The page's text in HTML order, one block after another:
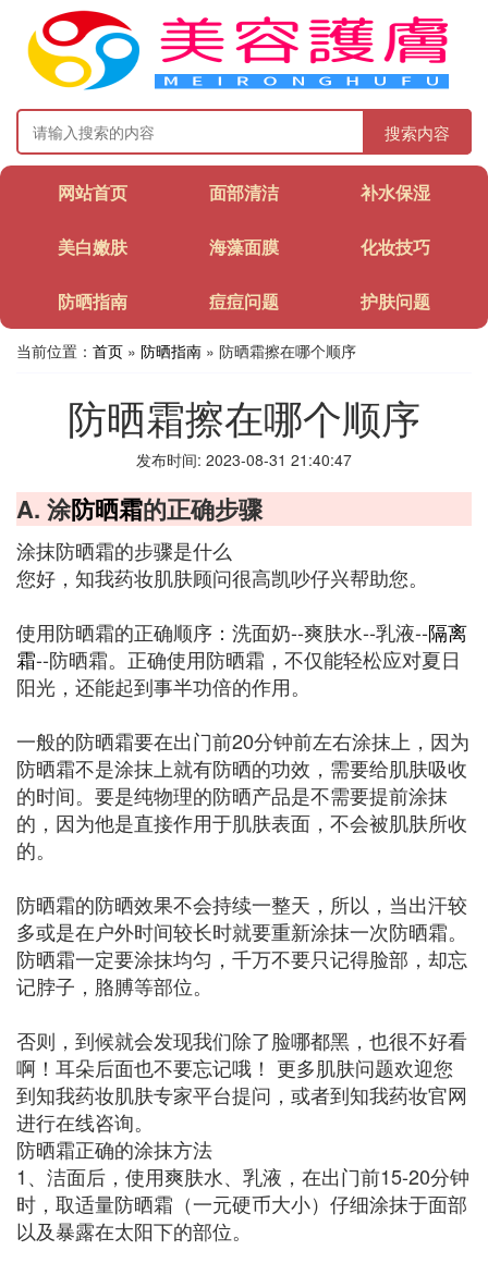
搜索内容
网站首页 面部清洁 补水保湿
美白嫩肤 海藻面膜 化妆技巧
防晒指南 痘痘问题 护肤问题
当前位置： 首页 » 防晒指南 » 防晒霜擦在哪个顺序
防晒霜擦在哪个顺序
发布时间: 2023-08-31 21:40:47
A. 涂防晒霜的正确步骤
涂抹防晒霜的步骤是什么
您好，知我药妆肌肤顾问很高凯吵仔兴帮助您。
使用防晒霜的正确顺序：洗面奶--爽肤水--乳液--隔离
霜--防晒霜。正确使用防晒霜，不仅能轻松应对夏日
阳光，还能起到事半功倍的作用。
一般的防晒霜要在出门前20分钟前左右涂抹上，因为
防晒霜不是涂抹上就有防晒的功效，需要给肌肤吸收
的时间。要是纯物理的防晒产品是不需要提前涂抹
的，因为他是直接作用于肌肤表面，不会被肌肤所收
的。
防晒霜的防晒效果不会持续一整天，所以，当出汗较
多或是在户外时间较长时就要重新涂抹一次防晒霜。
防晒霜一定要涂抹均匀，千万不要只记得脸部，却忘
记脖子，胳膊等部位。
否则，到候就会发现我们除了脸哪都黑，也很不好看
啊！耳朵后面也不要忘记哦！ 更多肌肤问题欢迎您
到知我药妆肌肤专家平台提问，或者到知我药妆官网
进行在线咨询。
防晒霜正确的涂抹方法
1、洁面后，使用爽肤水、乳液，在出门前15-20分钟
时，取适量防晒霜（一元硬币大小）仔细涂抹于面部
以及暴露在太阳下的部位。